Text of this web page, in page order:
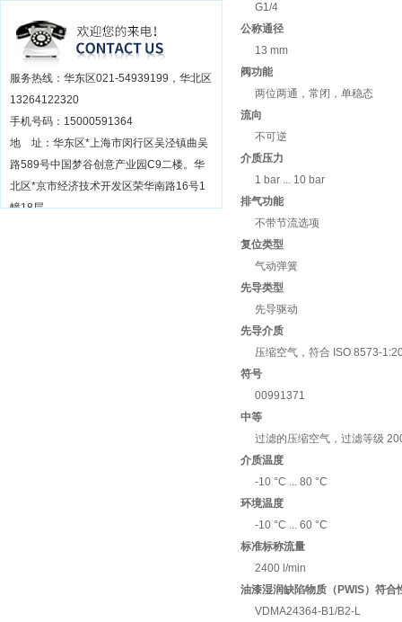
服务热线：华东区021-54939199，华北区
13264122320
手机号码：15000591364
地 址：华东区*上海市闵行区吴泾镇曲吴
路589号中国梦谷创意产业园C9二楼。华
北区*京市经济技术开发区荣华南路16号1
幢18层
G1/4
公称通径
13 mm
阀功能
两位两通，常闭，单稳态
流向
不可逆
介质压力
1 bar ... 10 bar
排气功能
不带节流选项
复位类型
气动弹簧
先导类型
先导驱动
先导介质
压缩空气，符合 ISO 8573-
符号
00991371
中等
过滤的压缩空气，过滤等级
介质温度
-10 °C ... 80 °C
环境温度
-10 °C ... 60 °C
标准标称流量
2400 l/min
油漆湿润缺陷物质（PWIS）符合
VDMA24364-B1/B2-L